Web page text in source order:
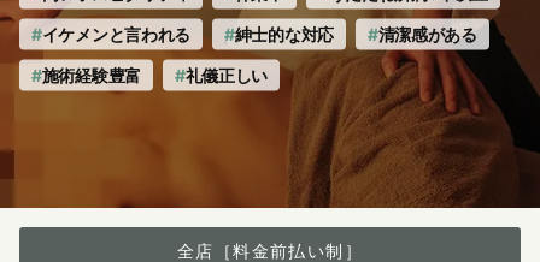
イケメンと言われる
紳士的な対応
清潔感がある
施術経験豊富
礼儀正しい
全店［料金前払い制］